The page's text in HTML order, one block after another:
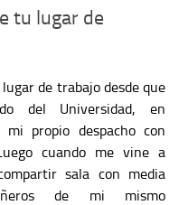
tu lugar de
de trabajo desde que
del Universidad, en
propio despacho con
cuando me vine a
sala con media
de mi mismo